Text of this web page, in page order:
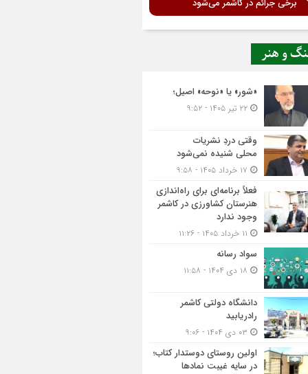
و هنر
«شور» یا «نوحه» اصیل؛
وقتی دردِ نشریات
محلی شنیده نمی‌شود
فعلاً برنامه‌ای برای راه‌اندازی
هنرستان کشاورزی در کاشمر
وجود ندارد
سواد رسانه
دانشگاه دولتی کاشمر‌
رادریابید
اولین روستای دوستدار کتاب؛
در سایه غیبت نمادها